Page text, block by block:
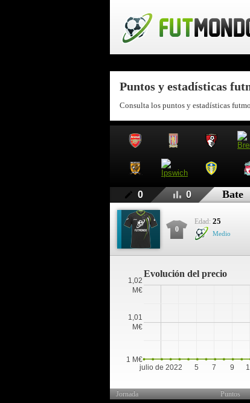
Puntos y estadísticas
Consulta los puntos y estadísticas
0 0 Bate
0
Edad: 25
Medio
Evolución del precio
julio de 2022 5 7 9
1 M€
1,01
M€
1,02
M€
Jornada Puntos